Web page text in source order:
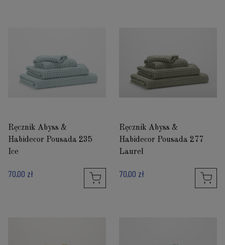
Ręcznik Abyss &
Habidecor Pousada 235
Ice
70,00 zł
Ręcznik Abyss &
Habidecor Pousada 277
Laurel
70,00 zł